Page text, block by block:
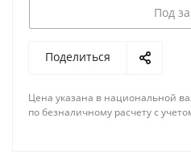
Под
Поделиться
Цена указана в национальной
по безналичному расчету с